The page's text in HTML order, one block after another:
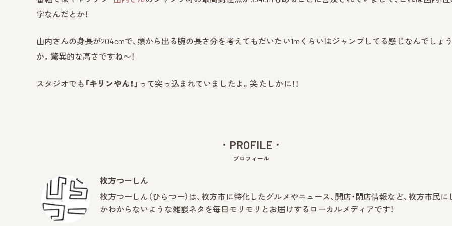
字なんだとか！
山内さんの身長が204cmで、頭から出る腕の長さ分を考えてもだいたい1mくらいはジャンプしてる感じなんでしょ
か。驚異的な高さですね〜！
スタジオでも 「キリンやん！」 って突っ込まれていましたよ。笑 たしかに！！
PROFILE
プロフィール
枚方つーしん
枚方つーしん（ひらつー）は、枚方市に特化したグルメやニュース、開店・閉店情報など、枚方市民に
かわからないような雑談ネタを毎日モリモリとお届けするローカルメディアです！